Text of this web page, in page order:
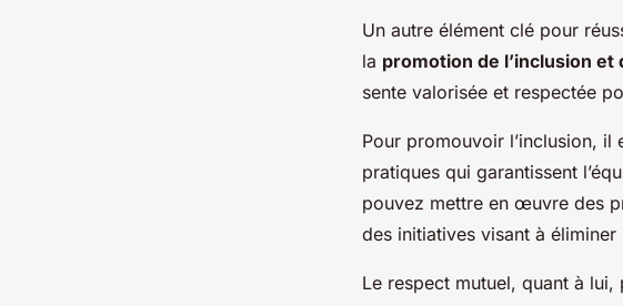
Un autre élément clé pour
la promotion de l’inclusion
sente valorisée et respectée
Pour promouvoir l’inclusion,
pratiques qui garantissent
pouvez mettre en œuvre des
des initiatives visant à
Le respect mutuel, quant à lui,